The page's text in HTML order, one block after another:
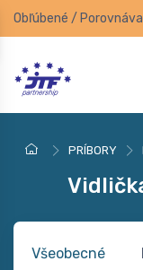
Obľúbené /
PRÍBORY
Všeobecné